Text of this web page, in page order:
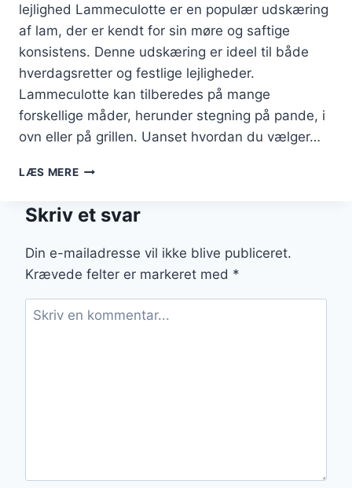
lejlighed Lammeculotte er en populær udskæring
af lam, der er kendt for sin møre og saftige
konsistens. Denne udskæring er ideel til både
hverdagsretter og festlige lejligheder.
Lammeculotte kan tilberedes på mange
forskellige måder, herunder stegning på pande, i
ovn eller på grillen. Uanset hvordan du vælger…
LÆS MERELAMMECULOTTE
PANDE
10
ENKLE
TRIN
Skriv et svar
Din e-mailadresse vil ikke blive publiceret.
Krævede felter er markeret med *